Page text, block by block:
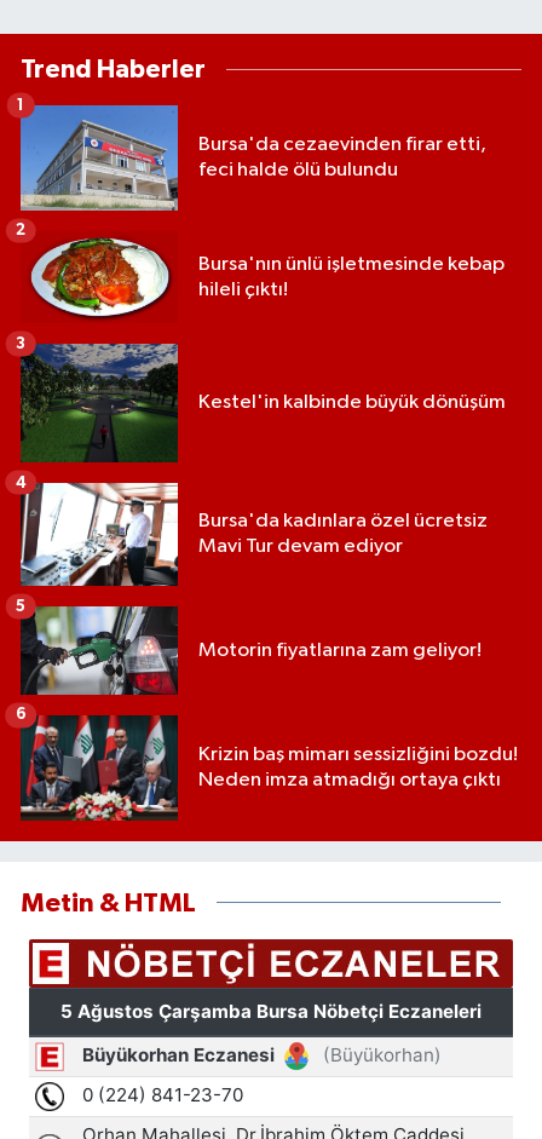
Trend Haberler
Bursa'da cezaevinden firar etti,
feci halde ölü bulundu
1
Bursa'nın ünlü işletmesinde kebap
hileli çıktı!
2
Kestel'in kalbinde büyük dönüşüm
3
Bursa'da kadınlara özel ücretsiz
Mavi Tur devam ediyor
4
Motorin fiyatlarına zam geliyor!
5
Krizin baş mimarı sessizliğini bozdu!
Neden imza atmadığı ortaya çıktı
6
Metin & HTML